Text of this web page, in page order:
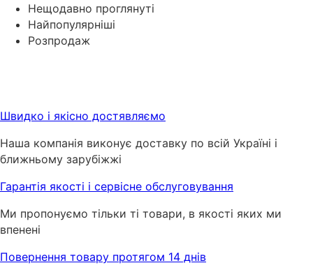
Нещодавно проглянуті
Найпопулярніші
Розпродаж
Швидко і якісно достявляємо
Наша компанія виконує доставку по всій Україні і
ближньому зарубіжжі
Гарантія якості і сервісне обслуговування
Ми пропонуємо тільки ті товари, в якості яких ми
впенені
Повернення товару протягом 14 днів